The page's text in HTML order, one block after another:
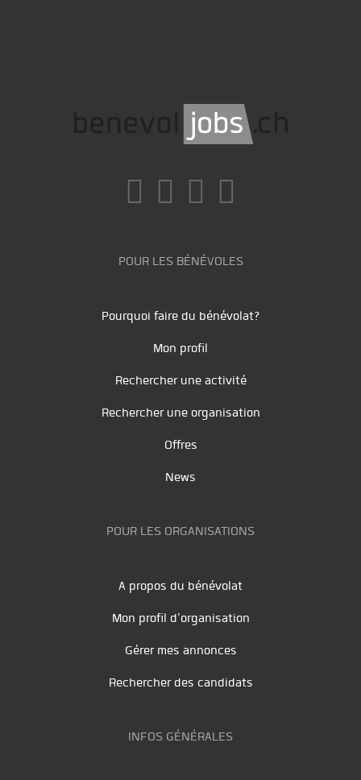
POUR LES BÉNÉVOLES
Pourquoi faire du bénévolat?
Mon profil
Rechercher une activité
Rechercher une organisation
Offres
News
POUR LES ORGANISATIONS
A propos du bénévolat
Mon profil d'organisation
Gérer mes annonces
Rechercher des candidats
INFOS GÉNÉRALES